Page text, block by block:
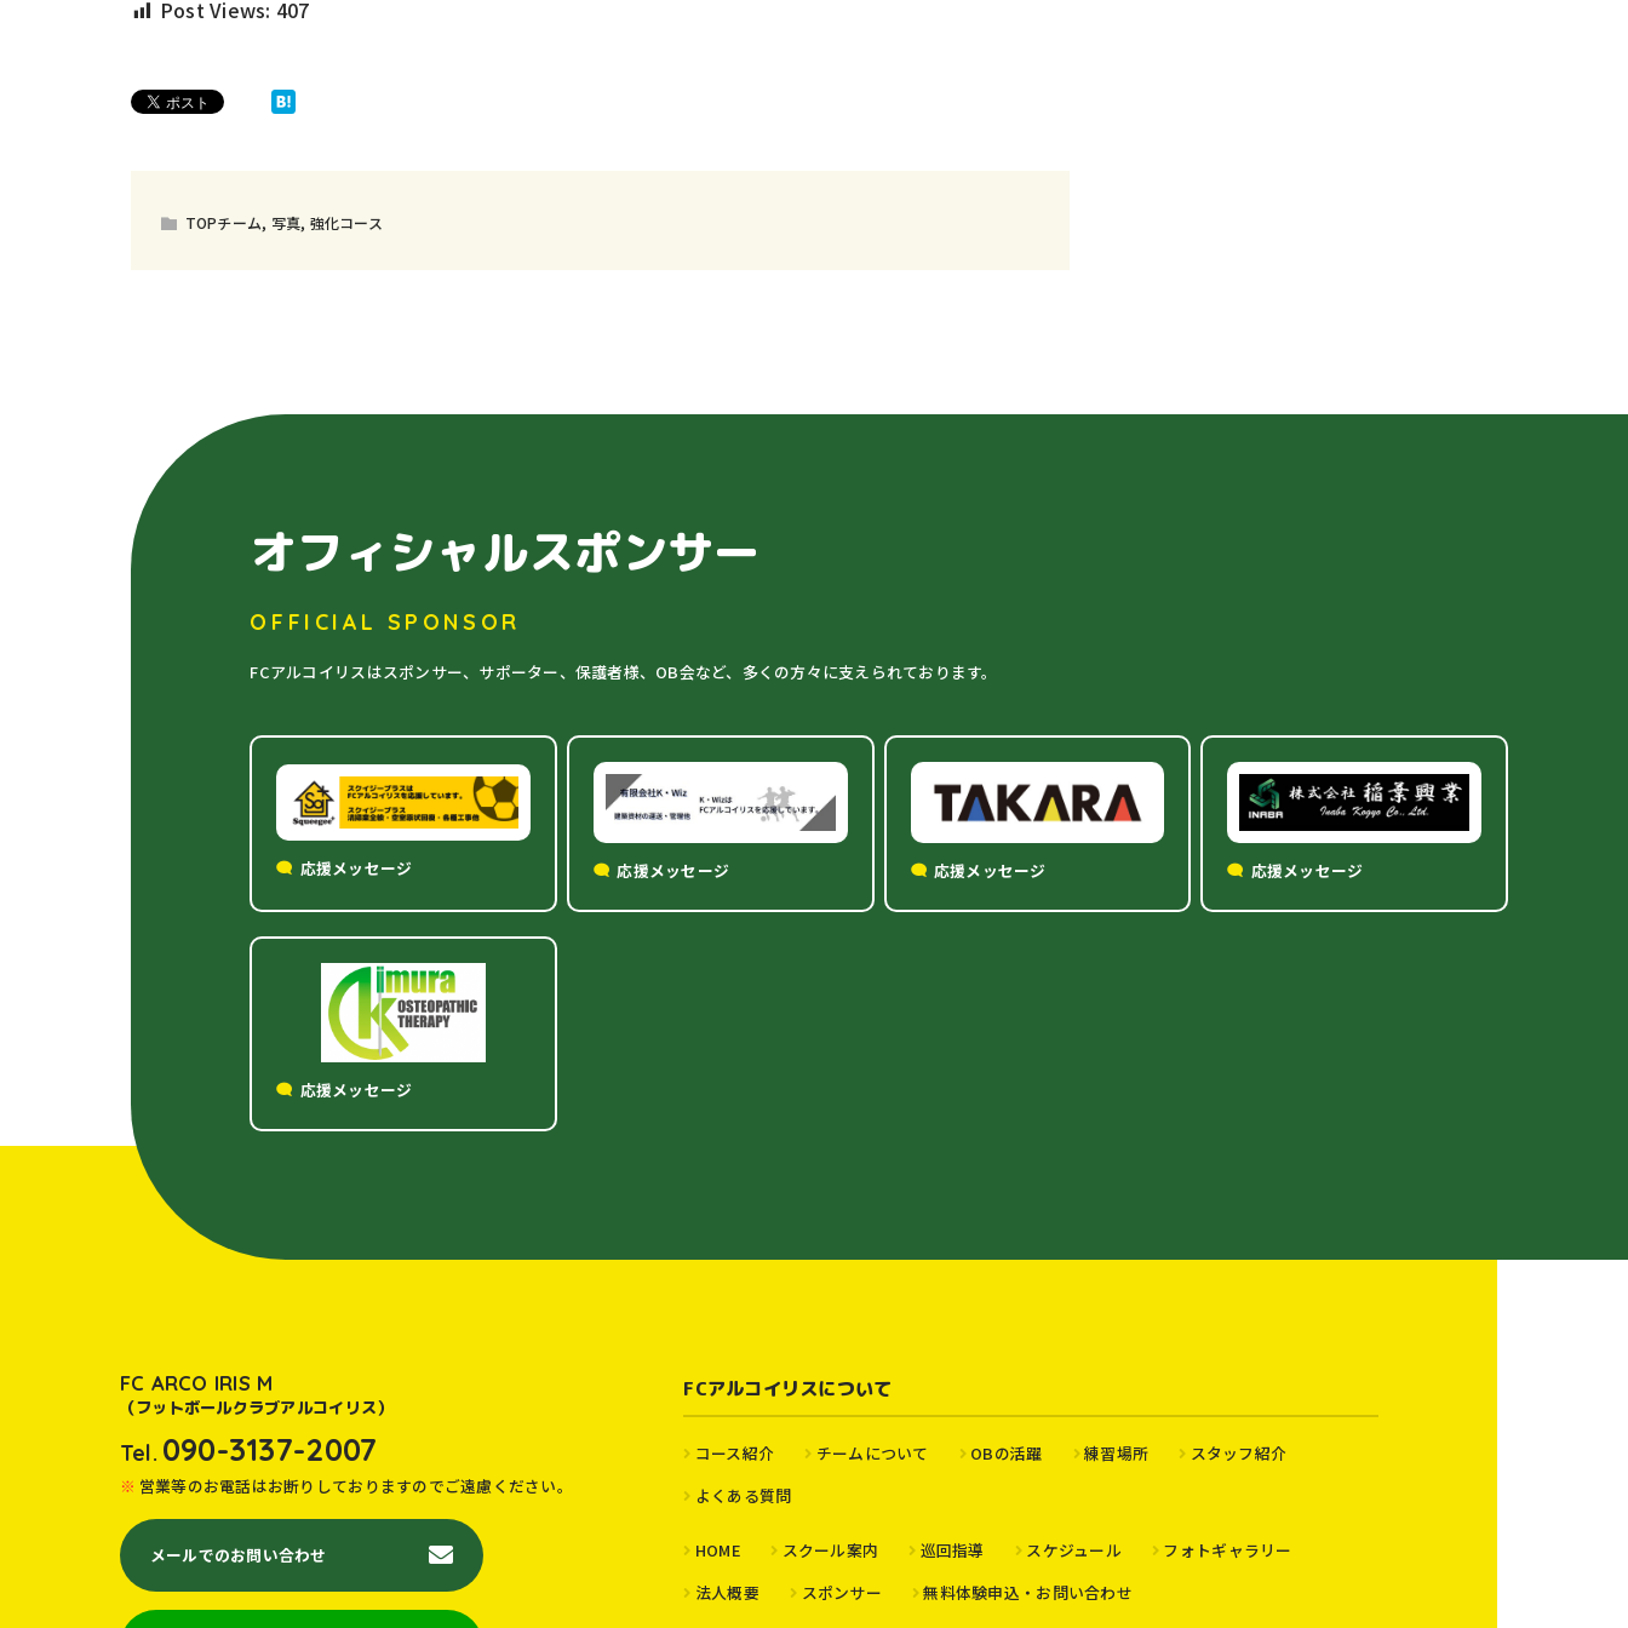
Post Views: 407
TOPチーム, 写真, 強化コース
オフィシャルスポンサー
OFFICIAL SPONSOR
FCアルコイリスはスポンサー、サポーター、保護者様、OB会など、多くの方々に支えられております。
応援メッセージ 応援メッセージ 応援メッセージ 応援メッセージ
応援メッセージ
FC ARCO IRIS M
（フットボールクラブアルコイリス）
Tel. 090-3137-2007
営業等のお電話はお断りしておりますのでご遠慮ください。
メールでのお問い合わせ
FCアルコイリスについて
コース紹介 チームについて OBの活躍 練習場所
スタッフ紹介
よくある質問
HOME スクール案内 巡回指導 スケジュール
フォトギャラリー
法人概要
スポンサー 無料体験申込・お問い合わせ